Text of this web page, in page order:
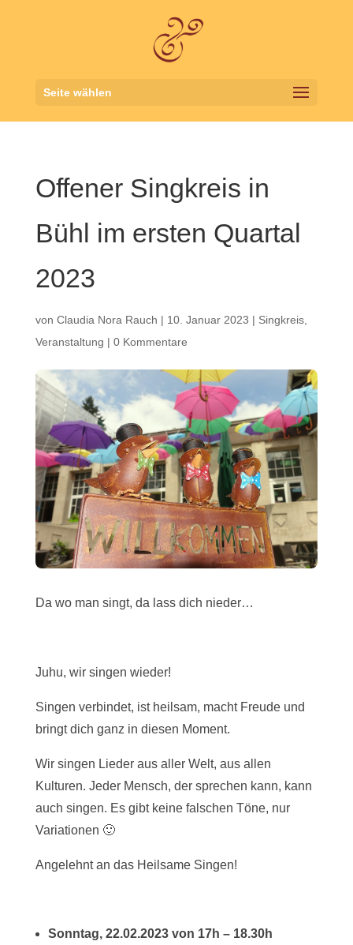
Seite wählen
Offener Singkreis in
Bühl im ersten Quartal
2023
von Claudia Nora Rauch | 10. Januar 2023 | Singkreis,
Veranstaltung | 0 Kommentare
Da wo man singt, da lass dich nieder…
Juhu, wir singen wieder!
Singen verbindet, ist heilsam, macht Freude und
bringt dich ganz in diesen Moment.
Wir singen Lieder aus aller Welt, aus allen
Kulturen. Jeder Mensch, der sprechen kann, kann
auch singen. Es gibt keine falschen Töne, nur
Variationen 🙂
Angelehnt an das Heilsame Singen!
Sonntag, 22.02.2023 von 17h – 18.30h